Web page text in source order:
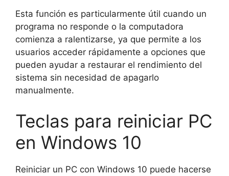
Esta función es particularmente útil cuando un
programa no responde o la computadora
comienza a ralentizarse, ya que permite a los
usuarios acceder rápidamente a opciones que
pueden ayudar a restaurar el rendimiento del
sistema sin necesidad de apagarlo
manualmente.
Teclas para reiniciar PC
en Windows 10
Reiniciar un PC con Windows 10 puede hacerse